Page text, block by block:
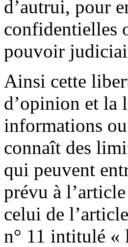
d’autrui, pour
confidentielles
pouvoir
Ainsi cette
d’opinion et la
informations
connaît des
qui peuvent
prévu à
celui de
n° 11 intitulé